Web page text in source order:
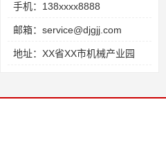
手机：138xxxx8888
邮箱：service@djgjj.com
地址：XX省XX市机械产业园